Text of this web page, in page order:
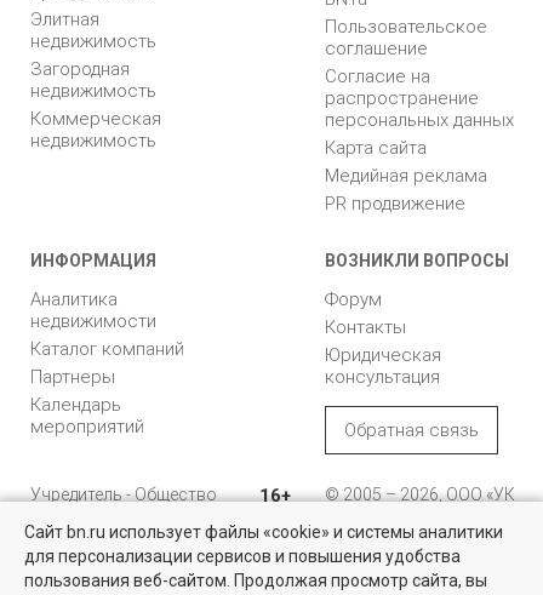
Найти квартиру - это просто!
Элитная
недвижимость
Загородная
недвижимость
Коммерческая
недвижимость
Пользовательское
соглашение
Согласие на
распространение
персональных данных
Карта сайта
Медийная реклама
PR продвижение
ИНФОРМАЦИЯ
Аналитика
недвижимости
Каталог компаний
Партнеры
Календарь
мероприятий
ВОЗНИКЛИ ВОПРОСЫ
Форум
Контакты
Юридическая
консультация
Обратная связь
Учредитель - Общество
ответственностью
"Управляющая
компания "Бюллетень
недвижимости"
16+
© 2005 – 2026, ООО «УК
196105, Санкт-
Петербург, пр. Юрия
Гагарина, 1
Сайт bn.ru использует файлы «cookie» и системы аналитики
для персонализации сервисов и повышения удобства
пользования веб-сайтом. Продолжая просмотр сайта, вы